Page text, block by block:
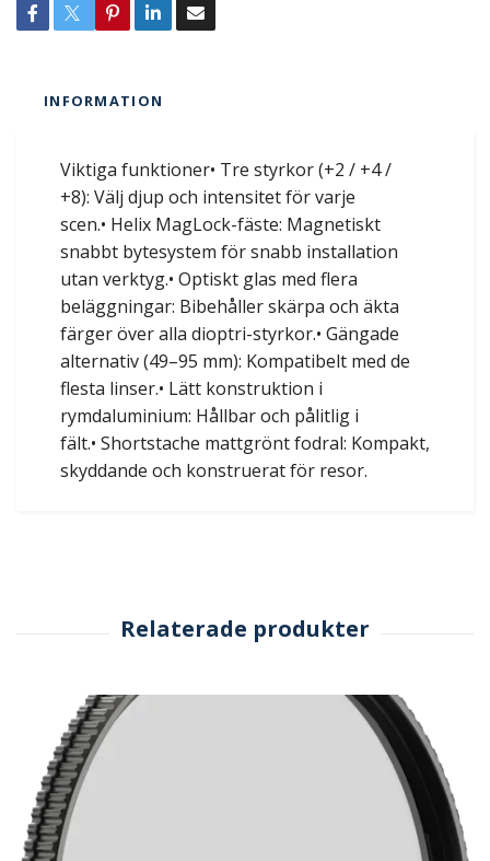
INFORMATION
Viktiga funktioner• Tre styrkor (+2 / +4 /
+8): Välj djup och intensitet för varje
scen.• Helix MagLock-fäste: Magnetiskt
snabbt bytesystem för snabb installation
utan verktyg.• Optiskt glas med flera
beläggningar: Bibehåller skärpa och äkta
färger över alla dioptri-styrkor.• Gängade
alternativ (49–95 mm): Kompatibelt med de
flesta linser.• Lätt konstruktion i
rymdaluminium: Hållbar och pålitlig i
fält.• Shortstache mattgrönt fodral: Kompakt,
skyddande och konstruerat för resor.